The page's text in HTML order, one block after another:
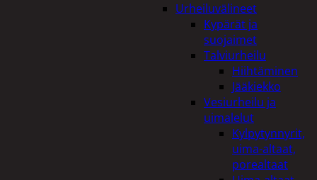
Urheiluvälineet
Kypärät ja
suojaimet
Talviurheilu
Hiihtäminen
Jääkiekko
Vesiurheilu ja
uimalelut
Kylpytynnyrit,
uima-altaat,
porealtaat